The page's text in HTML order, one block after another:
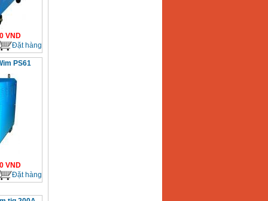
VND
Đặt hàng
PS61
VND
Đặt hàng